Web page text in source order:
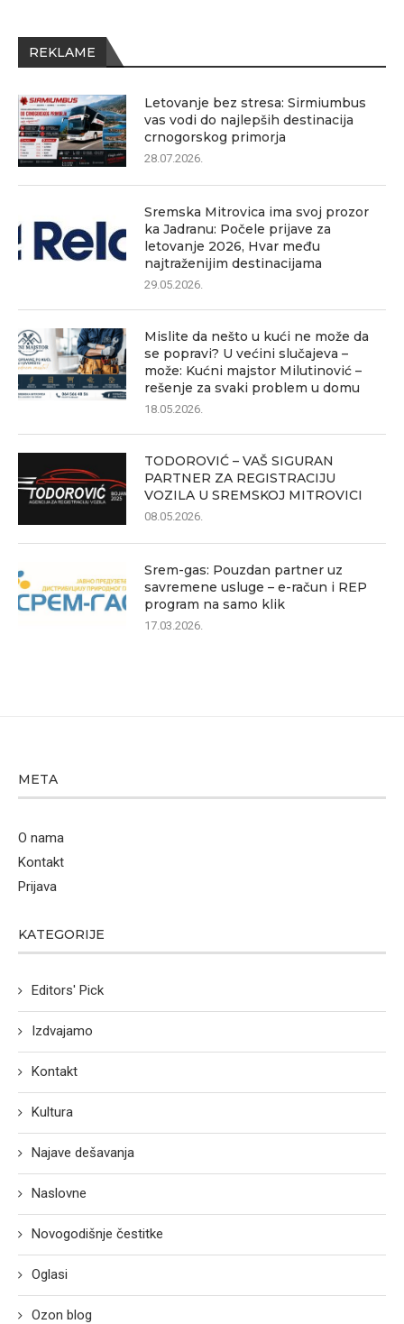
REKLAME
Letovanje bez stresa: Sirmiumbus
vas vodi do najlepših destinacija
crnogorskog primorja
28.07.2026.
Sremska Mitrovica ima svoj prozor
ka Jadranu: Počele prijave za
letovanje 2026, Hvar među
najtraženijim destinacijama
29.05.2026.
Mislite da nešto u kući ne može da
se popravi? U većini slučajeva –
može: Kućni majstor Milutinović –
rešenje za svaki problem u domu
18.05.2026.
TODOROVIĆ – VAŠ SIGURAN
PARTNER ZA REGISTRACIJU
VOZILA U SREMSKOJ MITROVICI
08.05.2026.
Srem-gas: Pouzdan partner uz
savremene usluge – e-račun i REP
program na samo klik
17.03.2026.
META
O nama
Kontakt
Prijava
KATEGORIJE
Editors' Pick
Izdvajamo
Kontakt
Kultura
Najave dešavanja
Naslovne
Novogodišnje čestitke
Oglasi
Ozon blog